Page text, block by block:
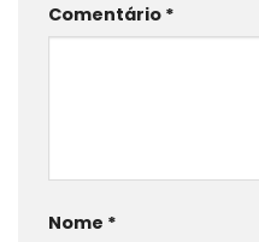
Comentário *
Nome *